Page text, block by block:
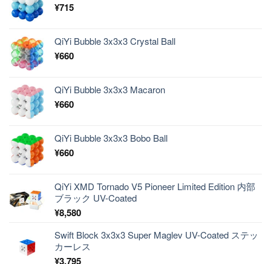
¥715
QiYi Bubble 3x3x3 Crystal Ball
¥660
QiYi Bubble 3x3x3 Macaron
¥660
QiYi Bubble 3x3x3 Bobo Ball
¥660
QiYi XMD Tornado V5 Pioneer Limited Edition 内部
ブラック UV-Coated
¥8,580
Swift Block 3x3x3 Super Maglev UV-Coated ステッ
カーレス
¥3,795